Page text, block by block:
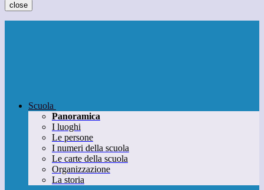
close
Scuola
Panoramica
I luoghi
Le persone
I numeri della scuola
Le carte della scuola
Organizzazione
La storia